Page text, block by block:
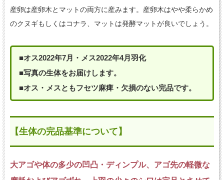
産卵は産卵木とマットの両方に産みます。産卵木はやや柔らかめ
のクヌギもしくはコナラ、マットは発酵マットが良いでしょう。
■オス2022年7月・メス2022年4月羽化
■写真の生体をお届けします。
■オス・メスともフセツ麻痺・欠損のない完品です。
【生体の完品基準について】
大アゴや体の多少の凹凸・ディンプル、アゴ先の軽微な